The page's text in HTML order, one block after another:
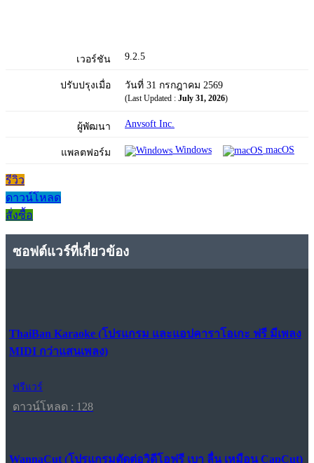
เวอร์ชัน 9.2.5
ปรับปรุงเมื่อ วันที่ 31 กรกฎาคม 2569
(Last Updated : July 31, 2026)
ผู้พัฒนา Anvsoft Inc.
แพลตฟอร์ม Windows macOS
รีวิว
ดาวน์โหลด
สั่งซื้อ
ซอฟต์แวร์ที่เกี่ยวข้อง
ThaiBan Karaoke (โปรแกรม และแอปคาราโอเกะ ฟรี มีเพลง
MIDI กว่าแสนเพลง)
ฟรีแวร์
ดาวน์โหลด : 128
WannaCut (โปรแกรมตัดต่อวิดีโอฟรี เบา ลื่น เหมือน CapCut)